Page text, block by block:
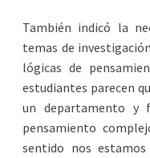
También indicó la
temas de
lógicas de
estudiantes parecen
un departamento y
pensamiento
sentido nos